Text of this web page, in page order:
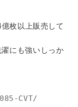
以上販売して
にも強いしっか
CVT/